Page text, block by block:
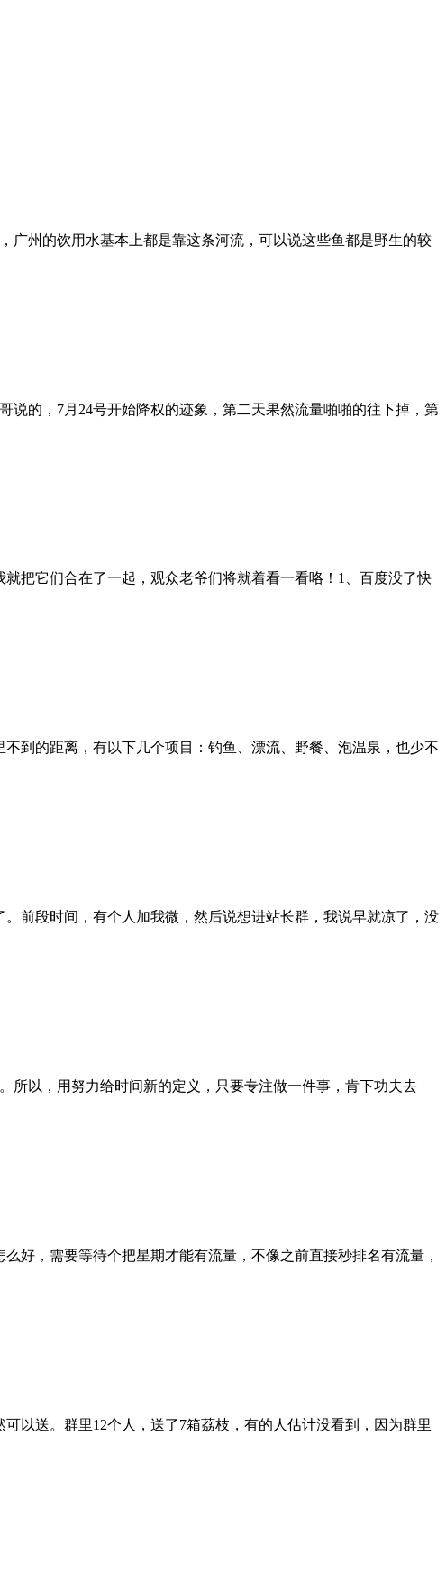
广州的饮用水基本上都是靠这条河流，可以说这些鱼都是野生的较
说的，7月24号开始降权的迹象，第二天果然流量啪啪的往下掉，第
把它们合在了一起，观众老爷们将就着看一看咯！1、百度没了快
到的距离，有以下几个项目：钓鱼、漂流、野餐、泡温泉，也少不
前段时间，有个人加我微，然后说想进站长群，我说早就凉了，没
所以，用努力给时间新的定义，只要专注做一件事，肯下功夫去
好，需要等待个把星期才能有流量，不像之前直接秒排名有流量，
以送。群里12个人，送了7箱荔枝，有的人估计没看到，因为群里